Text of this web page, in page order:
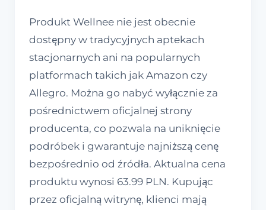
Produkt Wellnee nie jest obecnie
dostępny w tradycyjnych aptekach
stacjonarnych ani na popularnych
platformach takich jak Amazon czy
Allegro. Można go nabyć wyłącznie za
pośrednictwem oficjalnej strony
producenta, co pozwala na uniknięcie
podróbek i gwarantuje najniższą cenę
bezpośrednio od źródła. Aktualna cena
produktu wynosi 63.99 PLN. Kupując
przez oficjalną witrynę, klienci mają